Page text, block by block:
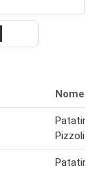
Nome
Patatine
Pizzoli 1
Patatine